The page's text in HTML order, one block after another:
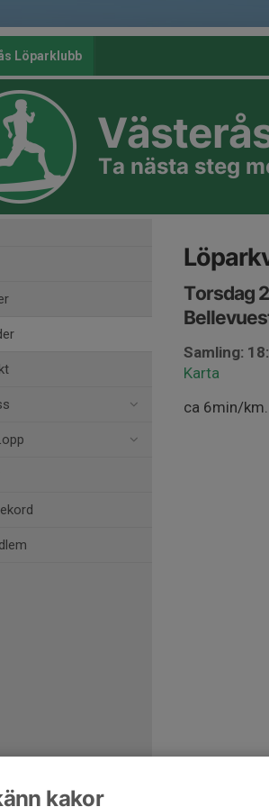
Löparklubb
Ta nästa steg
Torsdag
Samling:
Karta
ca 6min/
kakor